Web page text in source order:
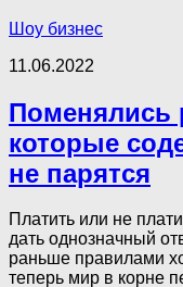
Шоу бизнес
11.06.2022
Поменялись
которые
не парятся
Платить или не
дать однозначный
раньше правилами
теперь мир в корне